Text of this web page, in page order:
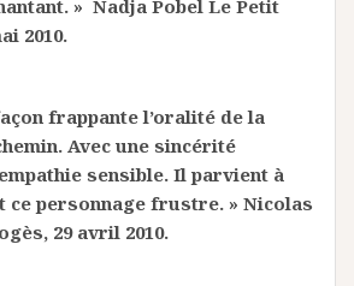
» Nadja Pobel Le Petit
2010.
frappante l’oralité de la
Avec une sincérité
sensible. Il parvient à
ce personnage frustre. » Nicolas
29 avril 2010.